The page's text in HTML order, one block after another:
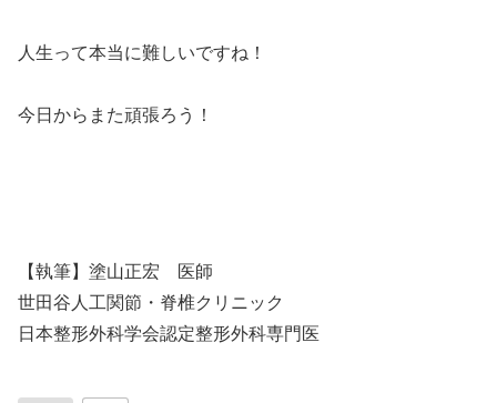
人生って本当に難しいですね！
今日からまた頑張ろう！
【執筆】塗山正宏 医師
世田谷人工関節・脊椎クリニック
日本整形外科学会認定整形外科専門医